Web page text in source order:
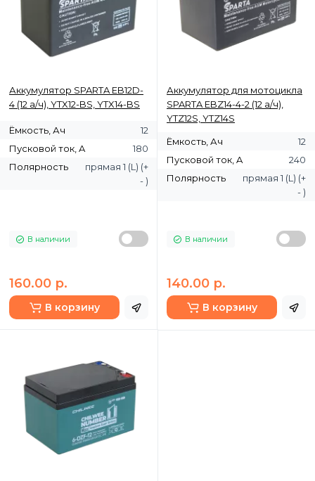
Аккумулятор SPARTA EB12D-
4 (12 а/ч), YTX12-BS, YTX14-BS
Ёмкость, Ач
12
Пусковой ток, A
180
Полярность
прямая 1 (L) (+
- )
В наличии
160.00 р.
В корзину
Аккумулятор для мотоцикла
SPARTA EBZ14-4-2 (12 а/ч),
YTZ12S, YTZ14S
Ёмкость, Ач
12
Пусковой ток, A
240
Полярность
прямая 1 (L) (+
- )
В наличии
140.00 р.
В корзину